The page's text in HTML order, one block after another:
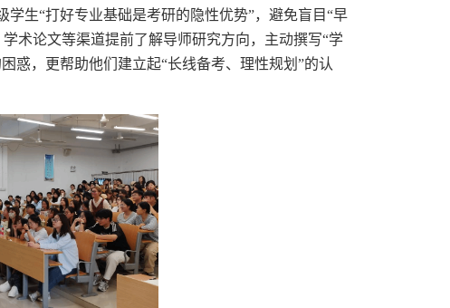
生“打好专业基础是考研的隐性优势”，避免盲目“早
术论文等渠道提前了解导师研究方向，主动撰写“学
惑，更帮助他们建立起“长线备考、理性规划”的认